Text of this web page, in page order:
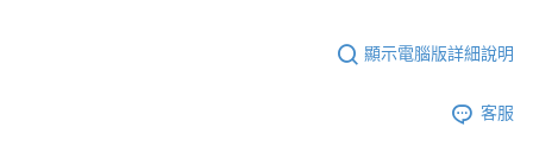
顯示電腦版詳細說明
客服